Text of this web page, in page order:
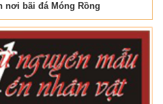
nơi bãi đá Móng Rồng